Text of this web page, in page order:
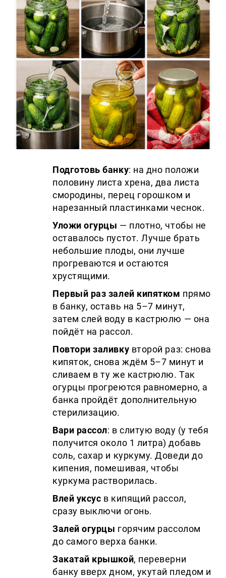
Подготовь банку: на дно положи
половину листа хрена, два листа
смородины, перец горошком и
нарезанный пластинками чеснок.
Уложи огурцы — плотно, чтобы не
оставалось пустот. Лучше брать
небольшие плоды, они лучше
прогреваются и остаются
хрустящими.
Первый раз залей кипятком прямо
в банку, оставь на 5–7 минут,
затем слей воду в кастрюлю — она
пойдёт на рассол.
Повтори заливку второй раз: снова
кипяток, снова ждём 5–7 минут и
сливаем в ту же кастрюлю. Так
огурцы прогреются равномерно, а
банка пройдёт дополнительную
стерилизацию.
Вари рассол: в слитую воду (у тебя
получится около 1 литра) добавь
соль, сахар и куркуму. Доведи до
кипения, помешивая, чтобы
куркума растворилась.
Влей уксус в кипящий рассол,
сразу выключи огонь.
Залей огурцы горячим рассолом
до самого верха банки.
Закатай крышкой, переверни
банку вверх дном, укутай пледом и